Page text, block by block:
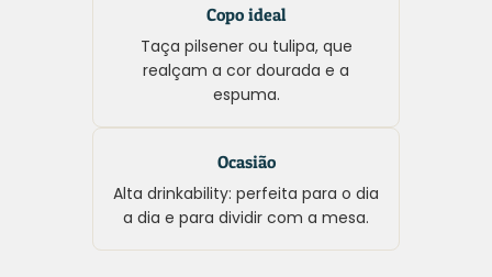
Copo ideal
Taça pilsener ou tulipa, que
realçam a cor dourada e a
espuma.
Ocasião
Alta drinkability: perfeita para o dia
a dia e para dividir com a mesa.